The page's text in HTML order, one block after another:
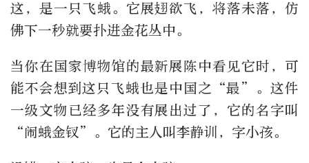
这，是一只飞蛾。它展翅欲飞，将落未落，仿
佛下一秒就要扑进金花丛中。
当你在国家博物馆的最新展陈中看见它时，可
能不会想到这只飞蛾也是中国之“最”。这件
一级文物已经多年没有展出过了，它的名字叫
“闹蛾金钗”。它的主人叫李静训，字小孩。